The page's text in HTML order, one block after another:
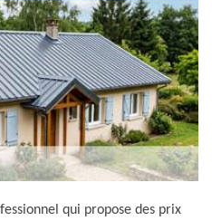
qui propose des prix